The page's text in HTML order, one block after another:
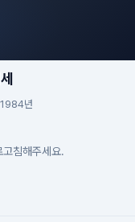
1984년
침해주세요.